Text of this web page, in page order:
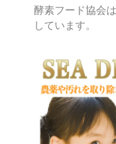
酵素フード協会
しています。